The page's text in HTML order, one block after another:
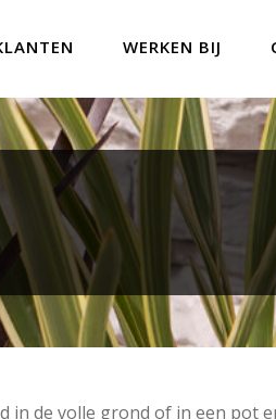
WERKEN BIJ
in de volle grond of in een pot